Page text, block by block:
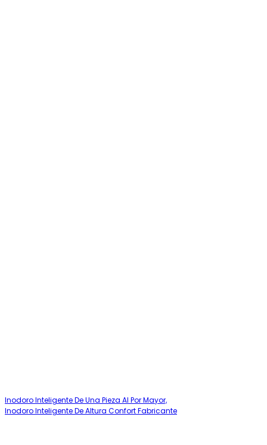
Inodoro Inteligente De Una Pieza Al Por Mayor,
Inodoro Inteligente De Altura Confort Fabricante